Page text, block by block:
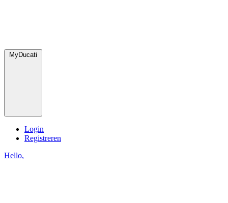
MyDucati
Login
Registreren
Hello,